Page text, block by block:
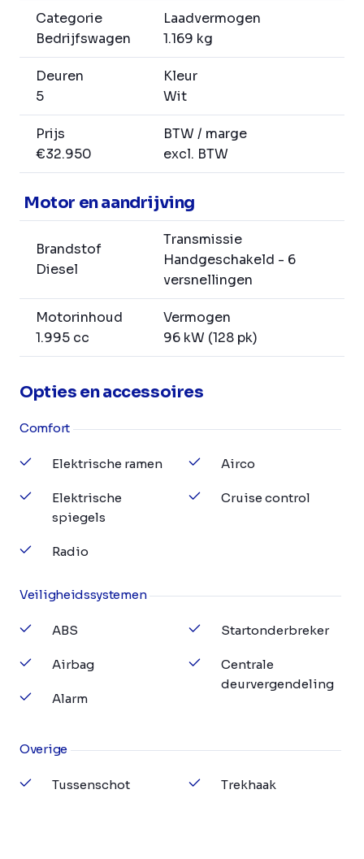
Categorie
Bedrijfswagen
Laadvermogen
1.169 kg
Deuren
5
Kleur
Wit
Prijs
€32.950
BTW / marge
excl. BTW
Motor en aandrijving
Brandstof
Diesel
Transmissie
Handgeschakeld - 6
versnellingen
Motorinhoud
1.995 cc
Vermogen
96 kW (128 pk)
Opties en accessoires
Comfort
Elektrische ramen
Elektrische
spiegels
Radio
Airco
Cruise control
Veiligheidssystemen
ABS
Airbag
Alarm
Startonderbreker
Centrale
deurvergendeling
Overige
Tussenschot Trekhaak